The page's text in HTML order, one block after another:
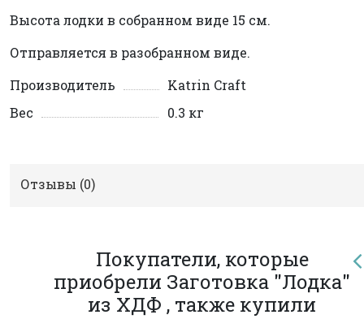
Высота лодки в собранном виде 15 см.
Отправляется в разобранном виде.
Производитель
Katrin Craft
Вес
0.3 кг
Отзывы (0)
Покупатели, которые
приобрели Заготовка "Лодка"
из ХДФ , также купили